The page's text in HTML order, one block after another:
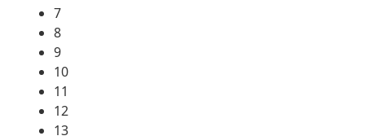
7
8
9
10
11
12
13